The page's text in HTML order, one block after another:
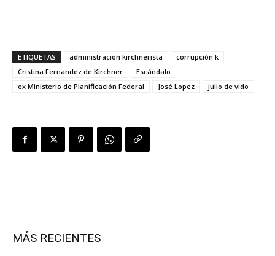
ETIQUETAS administración kirchnerista
corrupción k
Cristina Fernandez de Kirchner
Escándalo
ex Ministerio de Planificación Federal
José Lopez julio de vido
MÁS RECIENTES